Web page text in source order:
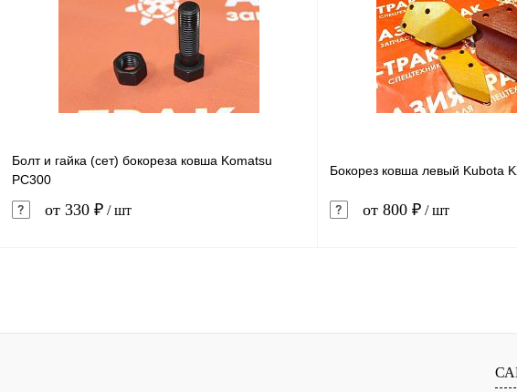
Сравнение
В наличии
Купить в 1 клик
В избранное
Болт и гайка (сет) бокореза ковша Komatsu
PC300
от 330 ₽ / шт
Купить в 1 клик Сравнение
Бокорез ковша левый Kubota
от 800 ₽ / шт
Купить в 1 клик